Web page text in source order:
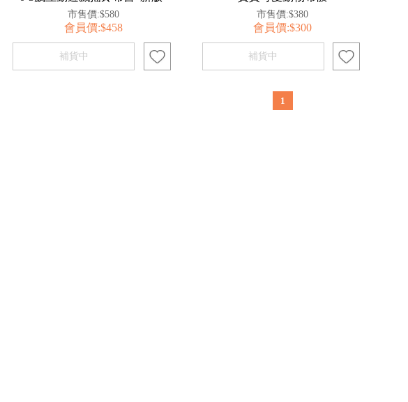
市售價:$580
會員價:$458
市售價:$380
會員價:$300
1